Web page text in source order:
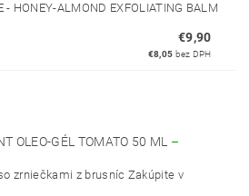
- HONEY-ALMOND EXFOLIATING BALM
€9,90
€8,05 bez DPH
OLEO-GÉL TOMATO 50 ML –
zrniečkami z brusníc Zakúpite v